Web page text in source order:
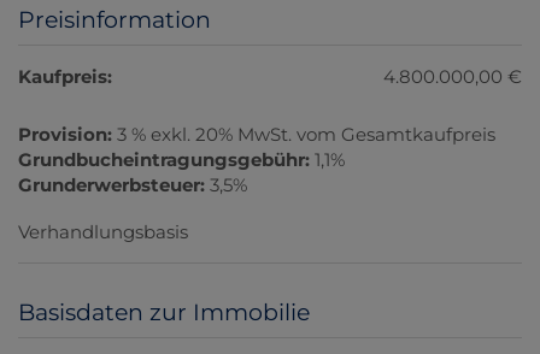
Preisinformation
Kaufpreis: 4.800.000,00 €
Provision: 3 % exkl. 20% MwSt. vom Gesamtkaufpreis
Grundbucheintragungsgebühr: 1,1%
Grunderwerbsteuer: 3,5%
Verhandlungsbasis
Basisdaten zur Immobilie